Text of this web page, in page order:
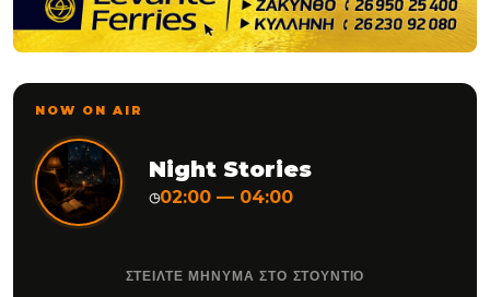
NOW ON AIR
Night Stories
◷02:00 — 04:00
ΣΤΕΙΛΤΕ ΜΗΝΥΜΑ ΣΤΟ ΣΤΟΥΝΤΙΟ